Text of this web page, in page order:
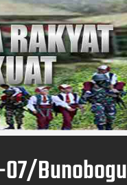
07/Bunobogu